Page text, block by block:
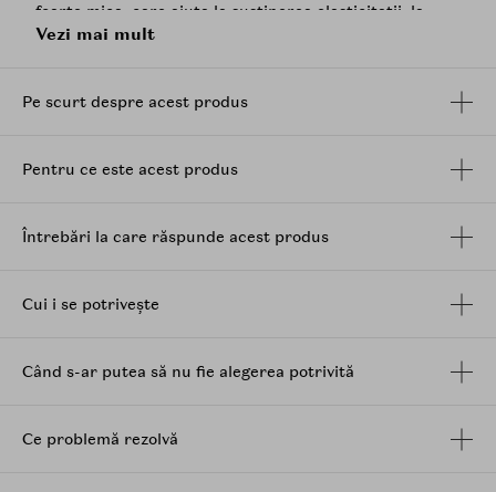
foarte mica, care ajuta la sustinerea elasticitatii, la
revitalizarea pielii si la imbunatatirea aspectului
absorbtie mai rapida si o aplicare uniforma.
zona obrajilor si zona T, oferind o senzatie de piele mai
ale fetei, iar dimensiunea generoasa de 67 mm si forma
Pot fi folosite ca mini-masca locala, pentru aproximativ
stergere delicata.
Ajuta la imbunatatirea aspectului porilor.
Vezi mai mult
Pe scurt despre acest produs
Pentru ce este acest produs
Întrebări la care răspunde acest produs
Cui i se potrivește
Când s-ar putea să nu fie alegerea potrivită
Ce problemă rezolvă